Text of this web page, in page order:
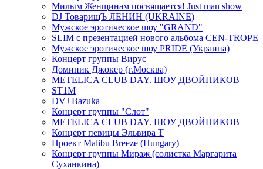
Милым Женщинам посвящается! Just man show
DJ ТоварищЪ ЛЕНИН (UKRAINE)
Мужское эротическое шоу "GRAND"
SLIM с презентацией нового альбома CEN-TROPE
Мужское эротическое шоу PRIDE (Украина)
Концерт группы Вирус
Доминик Джокер (г.Москва)
METELICA CLUB DAY. ШОУ ДВОЙНИКОВ
ST1M
DVJ Bazuka
Концерт группы "Слот"
METELICA CLUB DAY. ШОУ ДВОЙНИКОВ
Концерт певицы Эльвира Т
Проект Malibu Breeze (Hungary)
Концерт группы Мираж (солистка Маргарита
Суханкина)